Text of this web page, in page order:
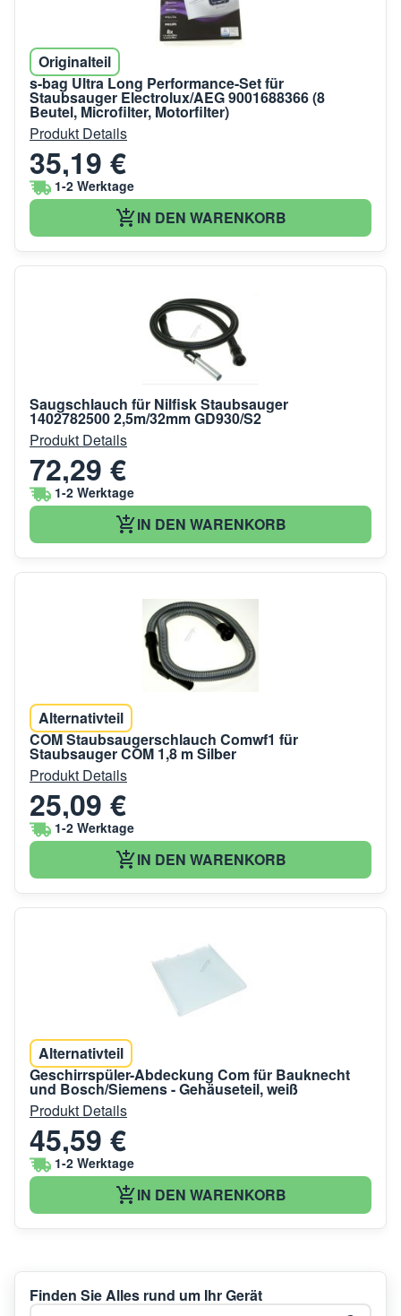
Originalteil
s-bag Ultra Long Performance-Set für
Staubsauger Electrolux/AEG 9001688366 (8
Beutel, Microfilter, Motorfilter)
Produkt Details
35,19 €
1-2 Werktage
IN DEN WARENKORB
Saugschlauch für Nilfisk Staubsauger
1402782500 2,5m/32mm GD930/S2
Produkt Details
72,29 €
1-2 Werktage
IN DEN WARENKORB
Alternativteil
COM Staubsaugerschlauch Comwf1 für
Staubsauger COM 1,8 m Silber
Produkt Details
25,09 €
1-2 Werktage
IN DEN WARENKORB
Alternativteil
Geschirrspüler-Abdeckung Com für Bauknecht
und Bosch/Siemens - Gehäuseteil, weiß
Produkt Details
45,59 €
1-2 Werktage
IN DEN WARENKORB
Finden Sie Alles rund um Ihr Gerät